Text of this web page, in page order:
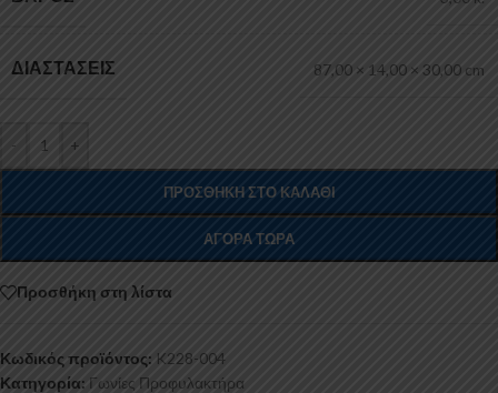
ΔΙΑΣΤΆΣΕΙΣ 87,00 × 14,00 × 30,00 cm
- +
ΠΡΟΣΘΉΚΗ ΣΤΟ ΚΑΛΆΘΙ
ΑΓΟΡΆ ΤΏΡΑ
Προσθήκη στη λίστα
Κωδικός προϊόντος: K228-004
Κατηγορία: Γωνίες Προφυλακτήρα